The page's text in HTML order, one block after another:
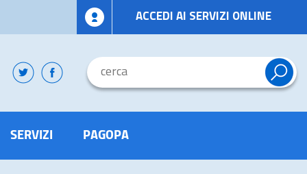
ACCEDI AI SERVIZI ONLINE
SERVIZI PAGOPA